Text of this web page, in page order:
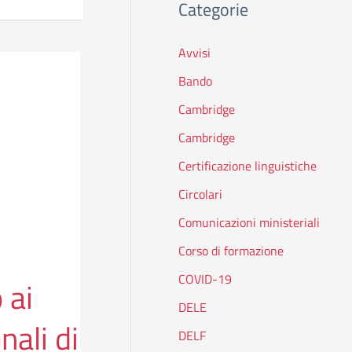
di
c
Categorie
Avvisi
Bando
Cambridge
Cambridge
Certificazione linguistiche
Circolari
Comunicazioni ministeriali
Corso di formazione
COVID-19
DELE
DELF